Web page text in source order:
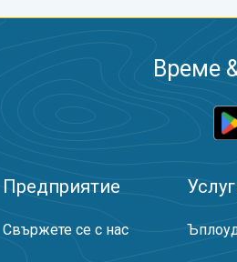
Време
Предприятие
Свържете се с нас